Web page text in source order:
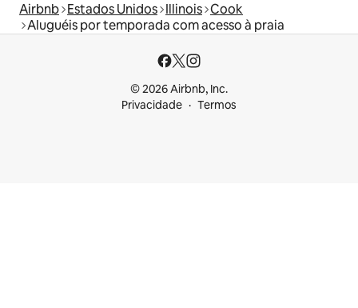
Airbnb Estados Unidos Illinois Cook
Aluguéis por temporada com acesso à praia
© 2026 Airbnb, Inc.
Privacidade
Termos